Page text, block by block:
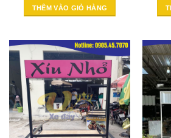
THÊM VÀO GIỎ HÀNG